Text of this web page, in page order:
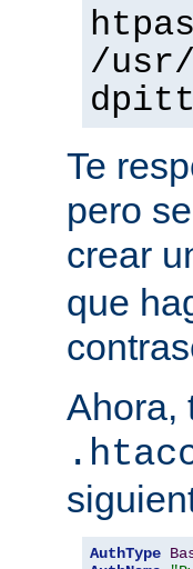
/usr/
Te
pero
crear
que
Ahora,
AuthType